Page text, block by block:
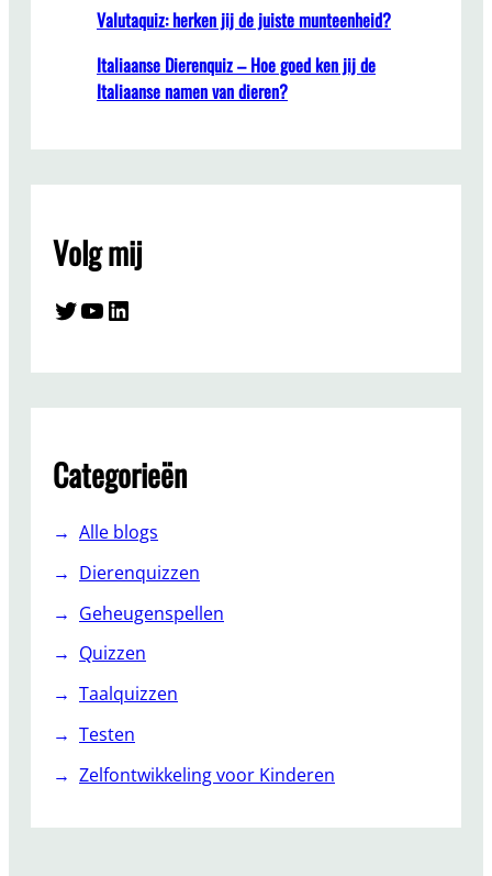
Valutaquiz: herken jij de juiste munteenheid?
Italiaanse Dierenquiz – Hoe goed ken jij de
Italiaanse namen van dieren?
Volg mij
Twitter YouTube LinkedIn
Categorieën
Alle blogs
Dierenquizzen
Geheugenspellen
Quizzen
Taalquizzen
Testen
Zelfontwikkeling voor Kinderen